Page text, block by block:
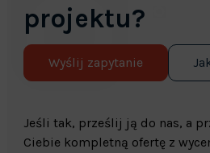
projektu?
Wyślij zapytanie
Jeśli tak, prześlij ją do nas, a
Ciebie kompletną ofertę z